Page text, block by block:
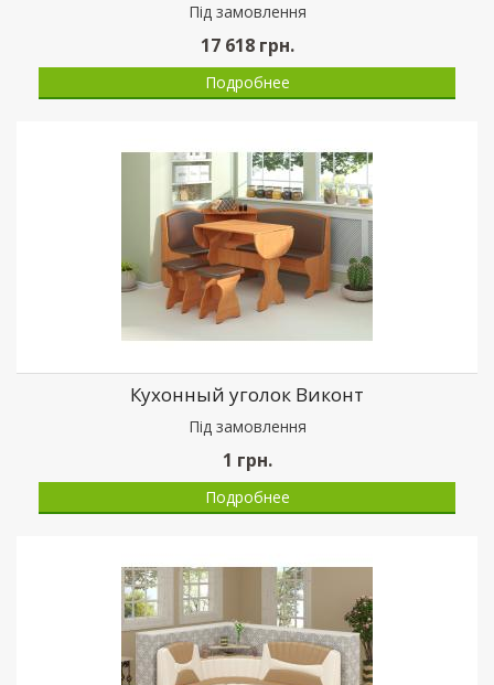
Пiд замовлення
17 618грн.
Подробнее
Кухонный уголок Виконт
Пiд замовлення
1 грн.
Подробнее